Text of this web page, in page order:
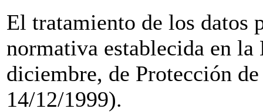
El tratamiento de los datos
normativa establecida en
diciembre, de Protección
14/12/1999).